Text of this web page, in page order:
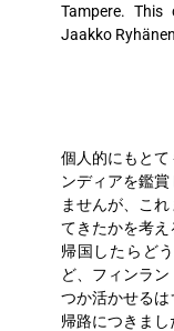
Tampere. This
Jaakko
個人的にもと
ンディアを鑑
ませんが、こ
てきたかを考え
帰国したらど
ど、フィンラ
つか活かせる
帰路につきまし